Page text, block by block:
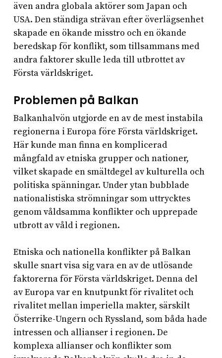
även andra globala aktörer som Japan och
USA. Den ständiga strävan efter överlägsenhet
skapade en ökande misstro och en ökande
beredskap för konflikt, som tillsammans med
andra faktorer skulle leda till utbrottet av
Första världskriget.
Problemen på Balkan
Balkanhalvön utgjorde en av de mest instabila
regionerna i Europa före Första världskriget.
Här kunde man finna en komplicerad
mångfald av etniska grupper och nationer,
vilket skapade en smältdegel av kulturella och
politiska spänningar. Under ytan bubblade
nationalistiska strömningar som uttrycktes
genom våldsamma konflikter och upprepade
utbrott av våld i regionen.
Etniska och nationella konflikter på Balkan
skulle snart visa sig vara en av de utlösande
faktorerna för Första världskriget. Denna del
av Europa var en knutpunkt för rivalitet och
rivalitet mellan imperiella makter, särskilt
Österrike-Ungern och Ryssland, som båda hade
intressen och allianser i regionen. De
komplexa allianser och konflikter som